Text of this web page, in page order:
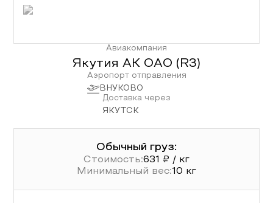
Авиакомпания
Якутия АК ОАО ( R3)
Аэропорт отправления
ВНУКОВО
Доставка через
ЯКУТСК
Обычный груз:
Стоимость:631
₽ / кг
Минимальный вес:10 кг